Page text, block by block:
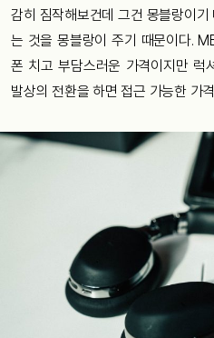
감히 짐작해보건데 그건 몽블랑이
는 것을 몽블랑이 주기 때문이다.
폰 치고 부담스러운 가격이지만 럭
발상의 전환을 하면 접근 가능한 가